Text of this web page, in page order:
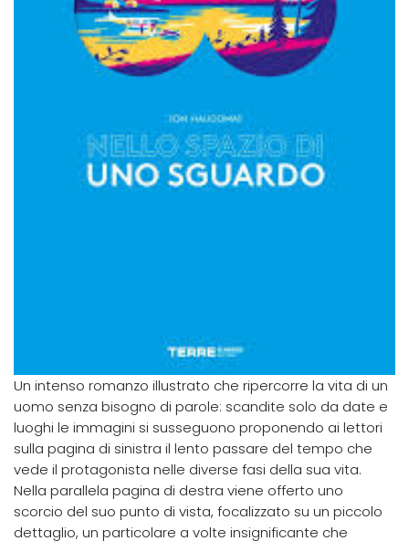
Un intenso romanzo illustrato che ripercorre la vita di un
uomo senza bisogno di parole: scandite solo da date e
luoghi le immagini si susseguono proponendo ai lettori
sulla pagina di sinistra il lento passare del tempo che
vede il protagonista nelle diverse fasi della sua vita.
Nella parallela pagina di destra viene offerto uno
scorcio del suo punto di vista, focalizzato su un piccolo
dettaglio, un particolare a volte insignificante che